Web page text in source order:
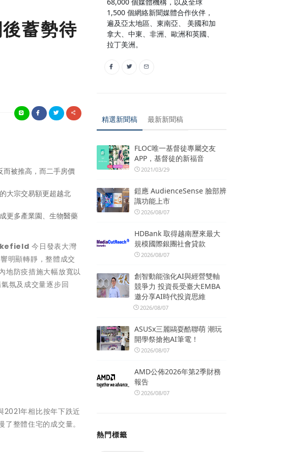
蓄勢待
被推高，而二手房價
大宗交易額更超越北
更多產業園、生物醫藥
今日發表大灣
明顯轉靜，整體成交
地防疫措施大幅放寬以
氛及成交量逐步回
年相比按年下跌近
整體住宅的成交量。
1,500 個網絡新聞媒體合作伙伴，
遍及亞太地區、東南亞、 美國和加
拿大、中東、非洲、歐洲和英國、
拉丁美洲。
精選新聞稿 最新新聞稿
FLOC唯一基督徒專屬交友
APP，基督徒的新福音
2021/03/29
鎧應 AudienceSense 臉部辨
識功能上市
2026/08/07
HDBank 取得越南歷來最大
規模國際銀團社會貸款
2026/08/07
創智動能強化AI與經營雙軸
競爭力 投資長受臺大EMBA
邀分享AI時代投資思維
2026/08/07
ASUSx三麗鷗耍酷聯萌 潮玩
開學祭搶抱AI筆電！
2026/08/07
AMD公佈2026年第2季財務
報告
2026/08/07
熱門標籤